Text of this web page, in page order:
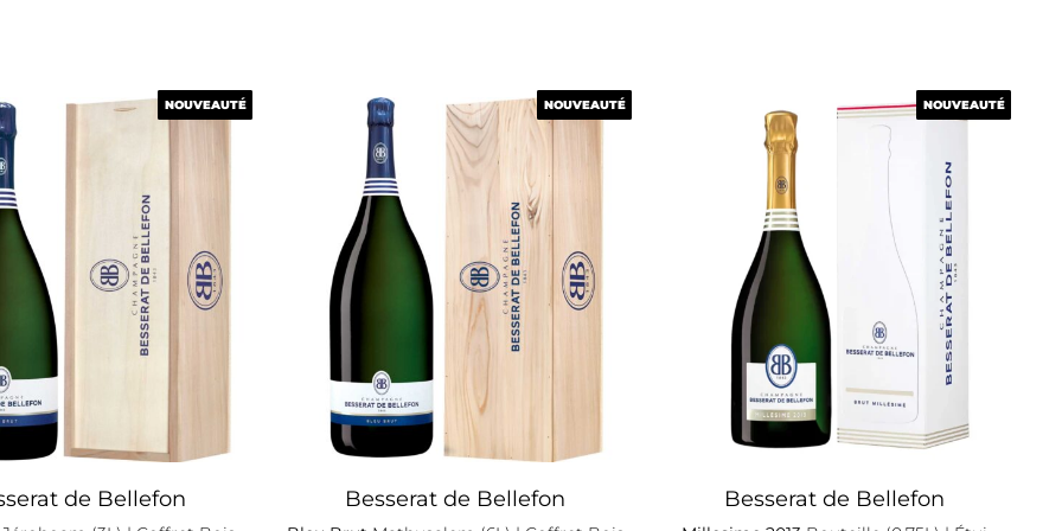
NOUVEAUTÉ
de Bellefon
NOUVEAUTÉ NOUVEAUTÉ
Besserat de Bellefon
NOUVEAUTÉ NOUVEAUTÉ
Besserat de Bellefon
NOUVEAUTÉ